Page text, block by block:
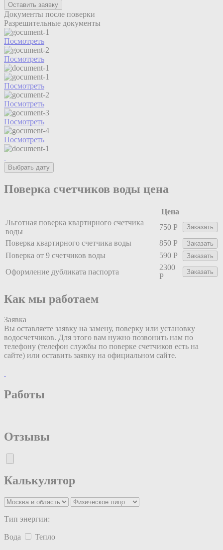
Оставить заявку
Документы после поверки
Разрешительные документы
Посмотреть
Посмотреть
Посмотреть
Посмотреть
Посмотреть
Посмотреть
Выбрать дату
Поверка счетчиков воды цена
Цена
Льготная поверка квартирного счетчика
воды
750 Р Заказать
Поверка квартирного счетчика воды 850 Р Заказать
Поверка от 9 счетчиков воды 590 Р Заказать
Оформление дубликата паспорта
2300
Р
Заказать
Как мы работаем
Заявка
Вы оставляете заявку на замену, поверку или установку
водосчетчиков. Для этого вам нужно позвонить нам по
телефону (телефон службы по поверке счетчиков есть на
сайте) или оставить заявку на официальном сайте.
Работы
Отзывы
Калькулятор
Тип энергии:
Вода Тепло